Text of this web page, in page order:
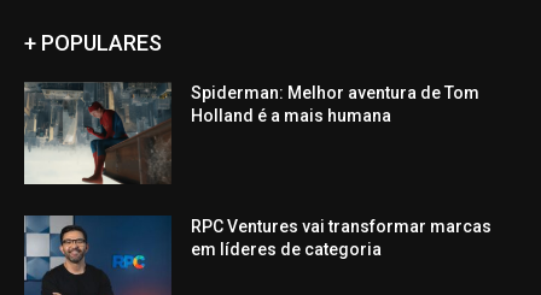
+ POPULARES
Spiderman: Melhor aventura de Tom
Holland é a mais humana
RPC Ventures vai transformar marcas
em líderes de categoria